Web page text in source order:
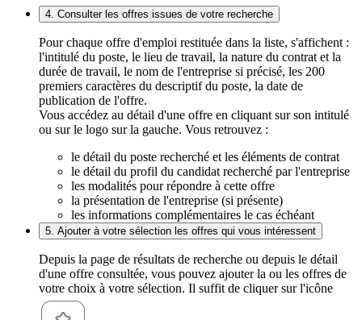
4. Consulter les offres issues de votre recherche
Pour chaque offre d'emploi restituée dans la liste, s'affichent :
l'intitulé du poste, le lieu de travail, la nature du contrat et la
durée de travail, le nom de l'entreprise si précisé, les 200
premiers caractères du descriptif du poste, la date de
publication de l'offre.
Vous accédez au détail d'une offre en cliquant sur son intitulé
ou sur le logo sur la gauche. Vous retrouvez :
le détail du poste recherché et les éléments de contrat
le détail du profil du candidat recherché par l'entreprise
les modalités pour répondre à cette offre
la présentation de l'entreprise (si présente)
les informations complémentaires le cas échéant
5. Ajouter à votre sélection les offres qui vous intéressent
Depuis la page de résultats de recherche ou depuis le détail
d'une offre consultée, vous pouvez ajouter la ou les offres de
votre choix à votre sélection. Il suffit de cliquer sur l'icône